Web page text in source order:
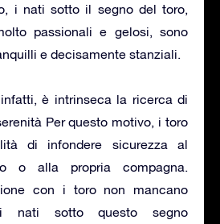
i nati sotto il segno del toro,
passionali e gelosi, sono
e decisamente stanziali.
è intrinseca la ricerca di
Per questo motivo, i toro
di infondere sicurezza al
o alla propria compagna.
con i toro non mancano
nati sotto questo segno